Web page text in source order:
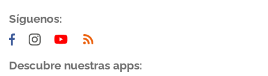
Síguenos:
Descubre nuestras apps: